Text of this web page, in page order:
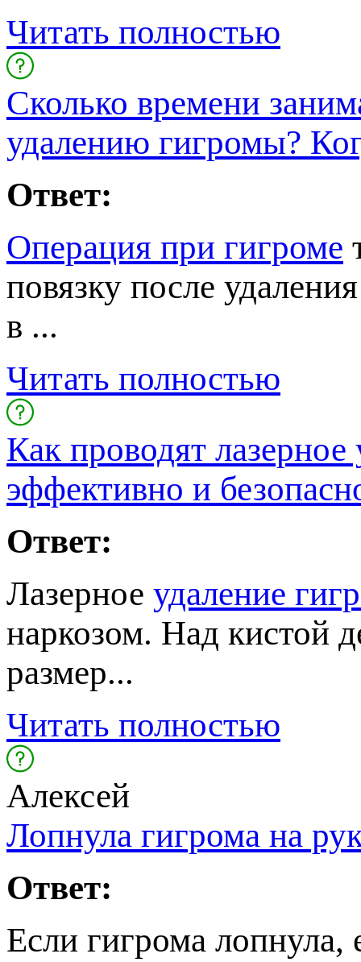
Читать полностью
Сколько времени
удалению гигромы?
Ответ:
Операция при гигроме
овязку после
...
Читать полностью
Как проводят
эффективно и
Ответ:
Лазерное удаление
наркозом. Над кистой
размер...
Читать полностью
Алексей
Лопнула гигрома на
Ответ:
Если гигрома